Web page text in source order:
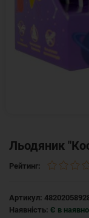
Льодяник
Рейтинг:
Артикул:
Наявність: Є в